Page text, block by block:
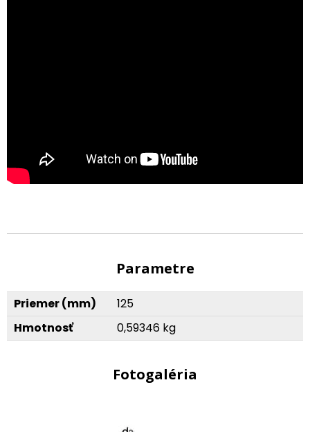
Parametre
Priemer (mm)
125
Hmotnosť
0,59346 kg
Fotogaléria